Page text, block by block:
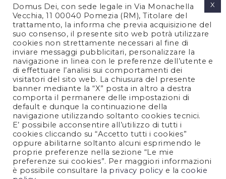
PRIVACY POLICY
COOKIES POLICY
NOTE LEGALI
CONTATTACI
FOLLOW US
Domus Dei, con sede legale in Via Monachella
Vecchia, 11 00040 Pomezia (RM), Titolare del
trattamento, la informa che previa acquisizione del
suo consenso, il presente sito web potrà utilizzare
cookies non strettamente necessari al fine di
inviare messaggi pubblicitari, personalizzare la
navigazione in linea con le preferenze dell’utente e
di effettuare l’analisi sui comportamenti dei
visitatori del sito web. La chiusura del presente
banner mediante la “X” posta in altro a destra
comporta il permanere delle impostazioni di
default e dunque la continuazione della
navigazione utilizzando soltanto cookies tecnici.
E’ possibile acconsentire all’utilizzo di tutti i
cookies cliccando su “Accetto tutti i cookies”
oppure abilitarne soltanto alcuni esprimendo le
proprie preferenze nella sezione “Le mie
preferenze sui cookies”. Per maggiori informazioni
è possibile consultare la privacy policy e la cookie
X